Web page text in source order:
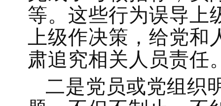
等。这些行为误导上
上级作决策，给党
肃追究相关人员责任
二是党员或党组织